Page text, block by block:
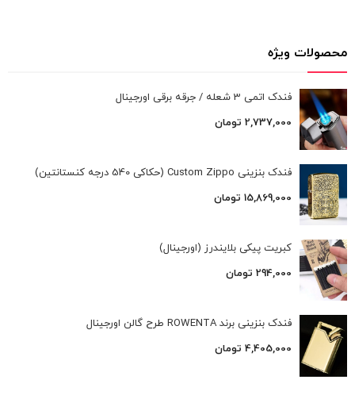
محصولات ویژه
فندک اتمی 3 شعله / جرقه برقی اورجینال
2,737,000 تومان
فندک بنزینی Custom Zippo (حکاکی 540 درجه کنستانتین)
15,869,000 تومان
کبریت پیکی بلایندرز (اورجینال)
294,000 تومان
فندک بنزینی برند ROWENTA طرح گالن اورجینال
4,405,000 تومان